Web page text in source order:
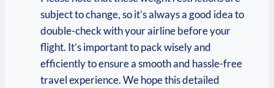
subject to change, so it’s always a good idea to
double-check with your airline before your
flight. It’s important to pack wisely and
efficiently to ensure a smooth and hassle-free
travel experience. We hope this detailed